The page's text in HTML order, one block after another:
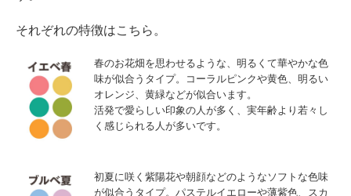
それぞれの特徴はこちら。
春のお花畑を思わせるような、明るくて華やかな色
味が似合うタイプ。コーラルピンクや黄色、明るい
オレンジ、黄緑などが似合います。
活発で愛らしい印象の人が多く、実年齢より若々し
く感じられる人が多いです。
初夏に咲く紫陽花や朝顔などのようなソフトな色味
が似合うタイプ。パステルイエローや薄紫色、スカ